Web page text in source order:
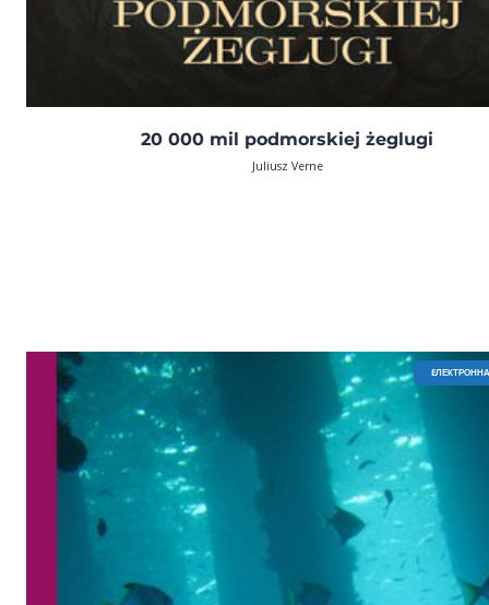
20 000 mil podmorskiej żeglugi
Juliusz Verne